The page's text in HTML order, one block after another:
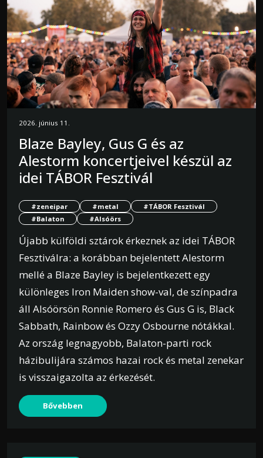
2026. június 11.
Blaze Bayley, Gus G és az
Alestorm koncertjeivel készül az
idei TÁBOR Fesztivál
#zeneipar #metal
#TÁBOR Fesztivál
#Balaton
#Alsóörs
Újabb külföldi sztárok érkeznek az idei TÁBOR
Fesztiválra: a korábban bejelentett Alestorm
mellé a Blaze Bayley is bejelentkezett egy
különleges Iron Maiden show-val, de színpadra
áll Alsóörsön Ronnie Romero és Gus G is, Black
Sabbath, Rainbow és Ozzy Osbourne nótákkal.
Az ország legnagyobb, Balaton-parti rock
házibulijára számos hazai rock és metal zenekar
is visszaigazolta az érkezését.
Bővebben